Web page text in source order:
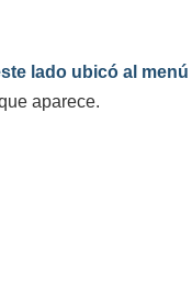
lado ubicó al menú
aparece.